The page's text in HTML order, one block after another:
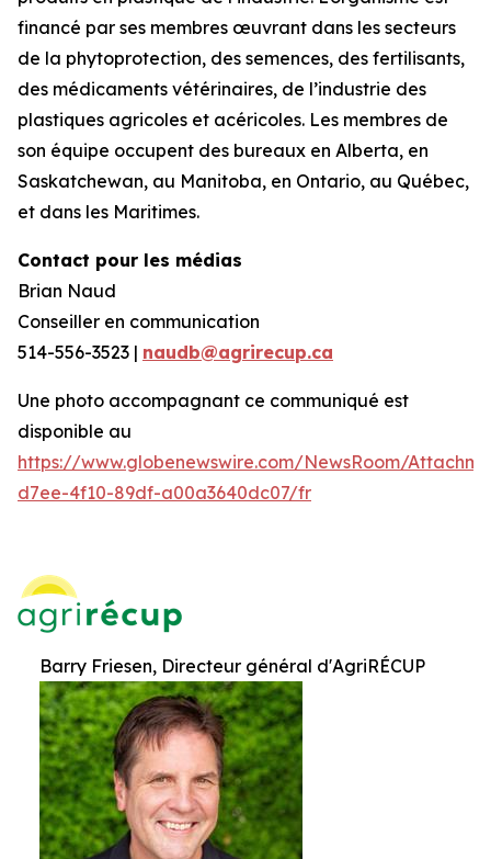
financé par ses membres œuvrant dans les secteurs
de la phytoprotection, des semences, des fertilisants,
des médicaments vétérinaires, de l’industrie des
plastiques agricoles et acéricoles. Les membres de
son équipe occupent des bureaux en Alberta, en
Saskatchewan, au Manitoba, en Ontario, au Québec,
et dans les Maritimes.
Contact pour les médias
Brian Naud
Conseiller en communication
514-556-3523 | naudb@agrirecup.ca
Une photo accompagnant ce communiqué est
disponible au
https://www.globenewswire.com/NewsRoom/
d7ee-4f10-89df-a00a3640dc07/fr
Barry Friesen, Directeur général d'AgriRÉCUP